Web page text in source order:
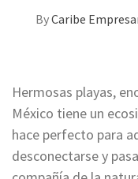
ByCaribe
Hermosas playas,
México tiene un
hace perfecto para
desconectarse y